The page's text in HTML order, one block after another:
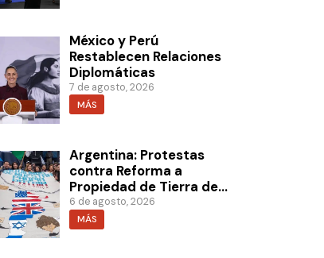
México y Perú
Restablecen Relaciones
Diplomáticas
7 de agosto, 2026
MÁS
Argentina: Protestas
contra Reforma a
Propiedad de Tierra de
Milei
6 de agosto, 2026
MÁS